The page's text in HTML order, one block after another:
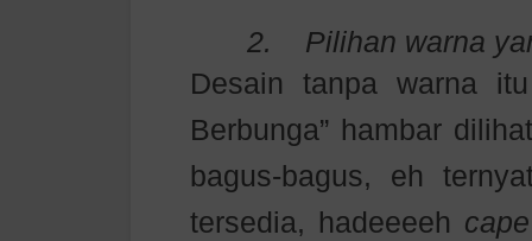
2.
Pilihan warna
Desain tanpa warna
Berbunga” hambar
bagus-bagus, eh
tersedia, hadeeeeh